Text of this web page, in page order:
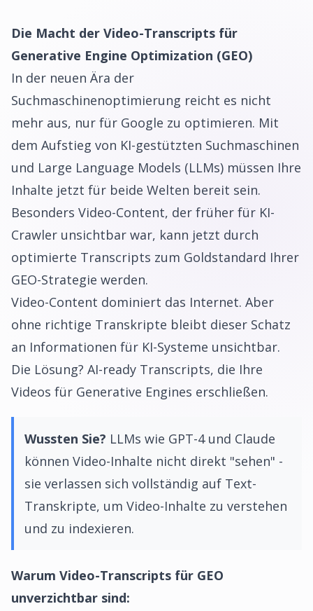
Die Macht der Video-Transcripts für
Generative Engine Optimization (GEO)
In der neuen Ära der
Suchmaschinenoptimierung reicht es nicht
mehr aus, nur für Google zu optimieren. Mit
dem Aufstieg von KI-gestützten Suchmaschinen
und Large Language Models (LLMs) müssen Ihre
Inhalte jetzt für beide Welten bereit sein.
Besonders Video-Content, der früher für KI-
Crawler unsichtbar war, kann jetzt durch
optimierte Transcripts zum Goldstandard Ihrer
GEO-Strategie werden.
Video-Content dominiert das Internet. Aber
ohne richtige Transkripte bleibt dieser Schatz
an Informationen für KI-Systeme unsichtbar.
Die Lösung? AI-ready Transcripts, die Ihre
Videos für Generative Engines erschließen.
Wussten Sie? LLMs wie GPT-4 und Claude
können Video-Inhalte nicht direkt "sehen" -
sie verlassen sich vollständig auf Text-
Transkripte, um Video-Inhalte zu verstehen
und zu indexieren.
Warum Video-Transcripts für GEO
unverzichtbar sind: